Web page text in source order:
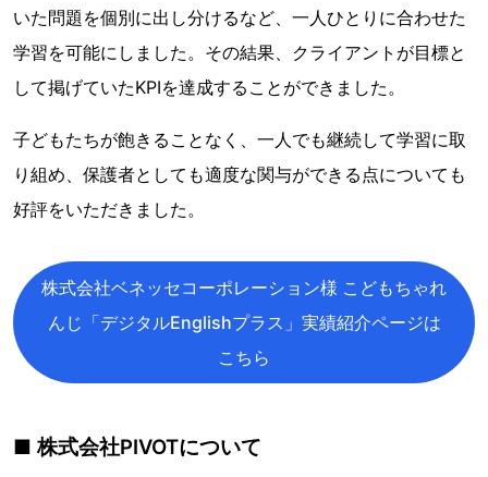
いた問題を個別に出し分けるなど、一人ひとりに合わせた
学習を可能にしました。その結果、クライアントが目標と
して掲げていたKPIを達成することができました。
子どもたちが飽きることなく、一人でも継続して学習に取
り組め、保護者としても適度な関与ができる点についても
好評をいただきました。
株式会社ベネッセコーポレーション様 こどもちゃれ
んじ「デジタルEnglishプラス」実績紹介ページは
こちら
■ 株式会社PIVOTについて